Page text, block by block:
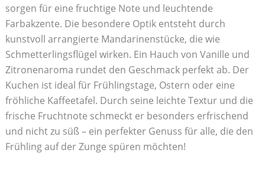
sorgen für eine fruchtige Note und leuchtende
Farbakzente. Die besondere Optik entsteht durch
kunstvoll arrangierte Mandarinenstücke, die wie
Schmetterlingsflügel wirken. Ein Hauch von Vanille und
Zitronenaroma rundet den Geschmack perfekt ab. Der
Kuchen ist ideal für Frühlingstage, Ostern oder eine
fröhliche Kaffeetafel. Durch seine leichte Textur und die
frische Fruchtnote schmeckt er besonders erfrischend
und nicht zu süß – ein perfekter Genuss für alle, die den
Frühling auf der Zunge spüren möchten!